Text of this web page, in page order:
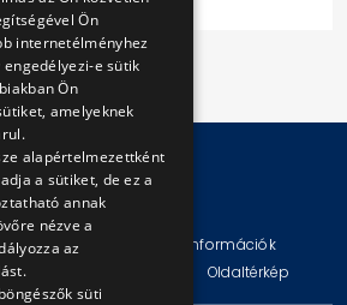
© Copyright 2026 BKV Zrt.
nyilatkozat
Technikai információk
és tájékoztatások
Oldaltérkép
Ön
internetélményhez
e sütik
Ön
amelyeknek
alapértelmezettként
a sütiket, de ez a
annak
nézve a
az
süti